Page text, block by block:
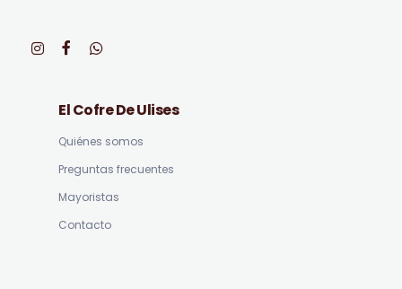
El Cofre De Ulises
Quiénes somos
Preguntas frecuentes
Mayoristas
Contacto